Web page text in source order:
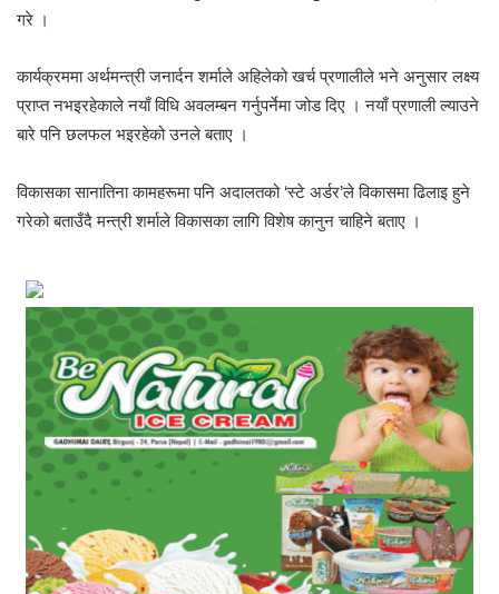
गरे ।
कार्यक्रममा अर्थमन्त्री जनार्दन शर्माले अहिलेको खर्च प्रणालीले भने अनुसार लक्ष्य
प्राप्त नभइरहेकाले नयाँ विधि अवलम्बन गर्नुपर्नेमा जोड दिए । नयाँ प्रणाली ल्याउने
बारे पनि छलफल भइरहेको उनले बताए ।
विकासका सानातिना कामहरूमा पनि अदालतको ‘स्टे अर्डर’ले विकासमा ढिलाइ हुने
गरेको बताउँदै मन्त्री शर्माले विकासका लागि विशेष कानुन चाहिने बताए ।